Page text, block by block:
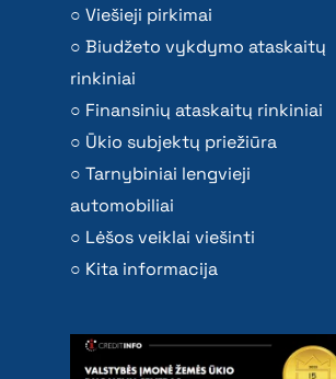
Viešieji pirkimai
Biudžeto vykdymo ataskaitų
rinkiniai
Finansinių ataskaitų rinkiniai
Ūkio subjektų priežiūra
Tarnybiniai lengvieji
automobiliai
Lėšos veiklai viešinti
Kita informacija